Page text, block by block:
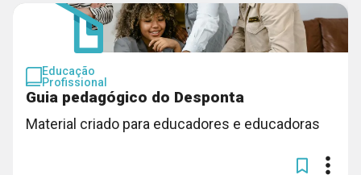
Educação
Profissional
Guia pedagógico do Desponta
Material criado para educadores e educadoras